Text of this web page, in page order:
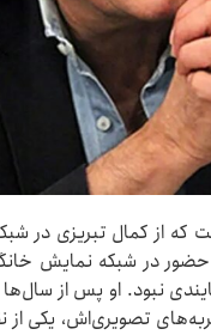
که از کمال تبریزی در
حضور در شبکه
نبود. او پس از سال‌ها
تصویری‌اش، یکی